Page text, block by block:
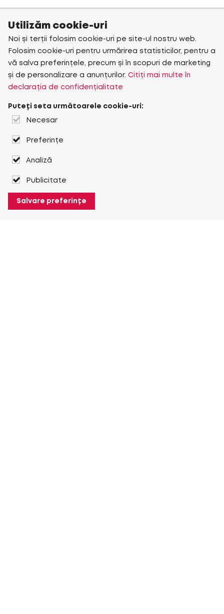
Utilizăm cookie-uri
Noi și terții folosim cookie-uri pe site-ul nostru web.
Folosim cookie-uri pentru urmărirea statisticilor, pentru a
vă salva preferințele, precum și în scopuri de marketing
și de personalizare a anunțurilor. Citiți mai multe în
declarația de confidențialitate
Puteți seta următoarele cookie-uri:
Necesar
Preferințe
Analiză
Publicitate
Salvare preferințe